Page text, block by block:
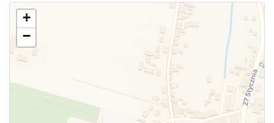
Użyj tego formularza aby przesłać informację o
zmianach w powyższym mityngu.
+
−